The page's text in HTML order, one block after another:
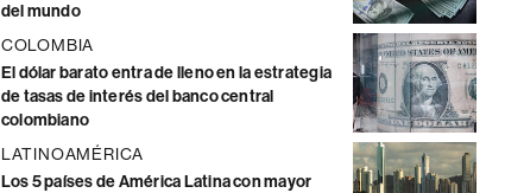
del mundo
COLOMBIA
El dólar barato entra de lleno en la estrategia
de tasas de interés del banco central
colombiano
LATINOAMÉRICA
Los 5 países de América Latina con mayor